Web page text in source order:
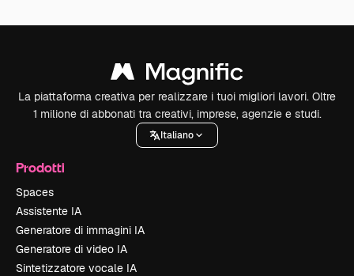
La piattaforma creativa per realizzare i tuoi migliori lavori. Oltre
1 milione di abbonati tra creativi, imprese, agenzie e studi.
Italiano
Prodotti
Spaces
Assistente IA
Generatore di immagini IA
Generatore di video IA
Sintetizzatore vocale IA